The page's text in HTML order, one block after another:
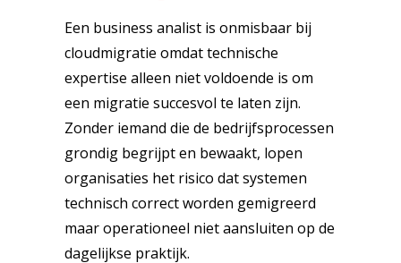
Een business analist is onmisbaar bij
cloudmigratie omdat technische
expertise alleen niet voldoende is om
een migratie succesvol te laten zijn.
Zonder iemand die de bedrijfsprocessen
grondig begrijpt en bewaakt, lopen
organisaties het risico dat systemen
technisch correct worden gemigreerd
maar operationeel niet aansluiten op de
dagelijkse praktijk.